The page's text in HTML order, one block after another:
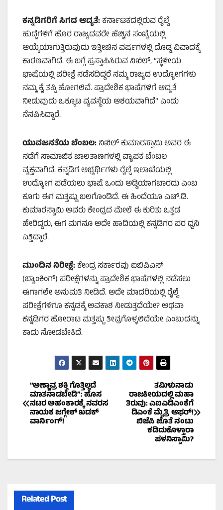
ಕನ್ನಡಿಗರಿಗೆ ಸಿಗದ ಆದ್ಯತೆ:ಕರ್ನಾಟಕದಲ್ಲಿರುವ ರೈಲ್ವೆ
ಹುದ್ದೆಗಳಿಗೆ ಹೊರ ರಾಜ್ಯದವರೇ ಹೆಚ್ಚಿನ ಸಂಖ್ಯೆಯಲ್ಲಿ
ಆಯ್ಕೆಯಾಗುತ್ತಿರುವುದು ಇತ್ತೀಚಿನ ವರ್ಷಗಳಲ್ಲಿ ದೊಡ್ಡ ವಿವಾದಕ್ಕೆ
ಕಾರಣವಾಗಿದೆ. ಈ ಬಗ್ಗೆ ಪ್ರಸ್ತಾಪಿಸಿರುವ ನಿಖಿಲ್, “ಸ್ಥಳೀಯ
ಭಾಷೆಯಲ್ಲಿ ಪರೀಕ್ಷೆ ನಡೆಸದಿದ್ದರೆ ನಮ್ಮ ರಾಜ್ಯದ ಉದ್ಯೋಗಗಳು
ನಮ್ಮ ಕೈ ತಪ್ಪಿ ಹೋಗಲಿವೆ. ಪ್ರಾದೇಶಿಕ ಭಾಷೆಗಳಿಗೆ ಆದ್ಯತೆ
ನೀಡುವುದು ಒಕ್ಕೂಟ ವ್ಯವಸ್ಥೆಯ ಆಶಯವಾಗಿದೆ” ಎಂದು
ನೆನಪಿಸಿದ್ದಾರೆ.
ಯುವಜನತೆಯ ಬೆಂಬಲ:ನಿಖಿಲ್ ಕುಮಾರಸ್ವಾಮಿ ಅವರ ಈ
ನಡೆಗೆ ಸಾಮಾಜಿಕ ಜಾಲತಾಣಗಳಲ್ಲಿ ವ್ಯಾಪಕ ಬೆಂಬಲ
ವ್ಯಕ್ತವಾಗಿದೆ. ಕನ್ನಡಿಗ ಅಭ್ಯರ್ಥಿಗಳು ರೈಲ್ವೆ ಇಲಾಖೆಯಲ್ಲಿ
ಉದ್ಯೋಗ ಪಡೆಯಲು ಭಾಷೆ ಒಂದು ಅಡ್ಡಿಯಾಗಬಾರದು ಎಂಬ
ಕೂಗು ಈಗ ಮತ್ತಷ್ಟು ಬಲಗೊಂಡಿದೆ. ಈ ಹಿಂದೆಯೂ ಎಚ್.ಡಿ.
ಕುಮಾರಸ್ವಾಮಿ ಅವರು ಕೇಂದ್ರದ ಮೇಲೆ ಈ ಕುರಿತು ಒತ್ತಡ
ಹೇರಿದ್ದರು, ಈಗ ಮಗನೂ ಅದೇ ಹಾದಿಯಲ್ಲಿ ಕನ್ನಡಿಗರ ಪರ ಧ್ವನಿ
ಎತ್ತಿದ್ದಾರೆ.
ಮುಂದಿನ ನಿರೀಕ್ಷೆ:ಕೇಂದ್ರ ಸರ್ಕಾರವು ಐಬಿಪಿಎಸ್
(ಬ್ಯಾಂಕಿಂಗ್) ಪರೀಕ್ಷೆಗಳನ್ನು ಪ್ರಾದೇಶಿಕ ಭಾಷೆಗಳಲ್ಲಿ ನಡೆಸಲು
ಈಗಾಗಲೇ ಅನುಮತಿ ನೀಡಿದೆ. ಅದೇ ಮಾದರಿಯಲ್ಲಿ ರೈಲ್ವೆ
ಪರೀಕ್ಷೆಗಳಿಗೂ ಕನ್ನಡಕ್ಕೆ ಅವಕಾಶ ನೀಡುತ್ತದೆಯೇ? ಅಥವಾ
ಕನ್ನಡಿಗರ ಹೋರಾಟ ಮತ್ತಷ್ಟು ತೀವ್ರಗೊಳ್ಳಲಿದೆಯೇ ಎಂಬುದನ್ನು
ಕಾದು ನೋಡಬೇಕಿದೆ.
Post
navigation
ತಮಿಳುನಾಡು
ರಾಜಕೀಯದಲ್ಲಿ ಮಹಾ
ತಿರುವು: ಎಐಎಡಿಎಂಕೆಗೆ
ಡಿಎಂಕೆ ಮೈತ್ರಿ ಆಫರ್!
ಬಿಜೆಪಿ ಜೊತೆ ನಂಟು
ಕಡಿದುಕೊಳ್ತಾರಾ
ಪಳನಿಸ್ವಾಮಿ?
“ಅಣ್ಣಾವ್ರ ಶಕ್ತಿ ಗೊತ್ತಿಲ್ಲದೆ
ಮಾತನಾಡಬೇಡಿ”: ಹೊಸ
ನಟರ ಅಹಂಕಾರಕ್ಕೆ ನವರಸ
ನಾಯಕ ಜಗ್ಗೇಶ್ ಖಡಕ್
ವಾರ್ನಿಂಗ್!
Related Post